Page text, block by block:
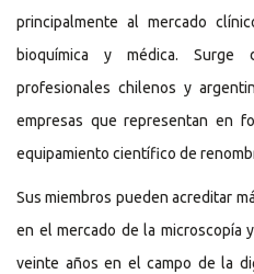
principalmente al mercado
bioquímica y médica. Surge
profesionales chilenos y
empresas que representan en
equipamiento científico de
Sus miembros pueden acreditar
en el mercado de la microscopía
veinte años en el campo de la